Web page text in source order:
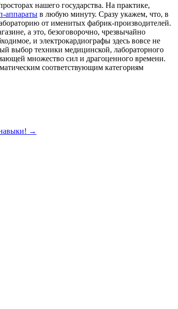
нашего государства. На практике,
аппараты в любую минуту. Сразу укажем, что, в
от именитых фабрик-производителей.
а это, безоговорочно, чрезвычайно
и электрокардиографы здесь вовсе не
выбор техники медицинской, лабораторного
множество сил и драгоценного времени.
соответствующим категориям
→